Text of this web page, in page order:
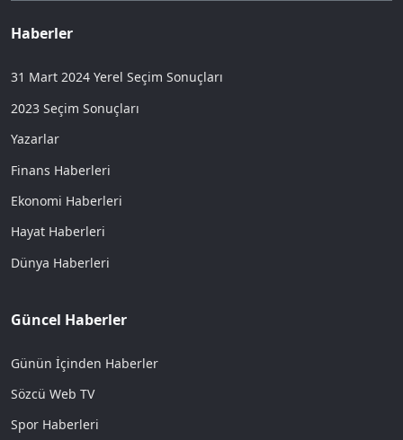
Haberler
31 Mart 2024 Yerel Seçim Sonuçları
2023 Seçim Sonuçları
Yazarlar
Finans Haberleri
Ekonomi Haberleri
Hayat Haberleri
Dünya Haberleri
Güncel Haberler
Günün İçinden Haberler
Sözcü Web TV
Spor Haberleri